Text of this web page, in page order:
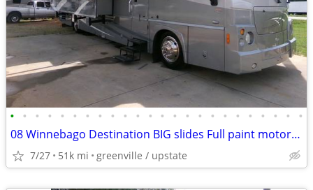
• • • • • • • • • • • • • • • • • • • • • • • •
08 Winnebago Destination BIG slides Full paint motorhome 340hp diesel
7/27 51k mi greenville / upstate